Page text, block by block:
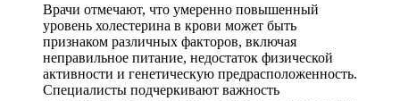
Врачи отмечают, что умеренно повышенный
уровень холестерина в крови может быть
признаком различных факторов, включая
неправильное питание, недостаток физической
активности и генетическую предрасположенность.
Специалисты подчеркивают важность